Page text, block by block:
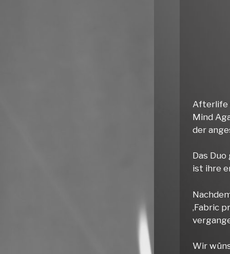
Afterlife
Mind
der
Das
ist ihre
‚Fabric
Wir